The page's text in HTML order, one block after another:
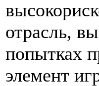
отрасль,
попытках
элемент